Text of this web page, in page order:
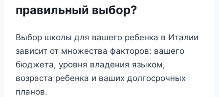
правильный выбор?
Выбор школы для вашего ребенка в Италии
зависит от множества факторов: вашего
бюджета, уровня владения языком,
возраста ребенка и ваших долгосрочных
планов.